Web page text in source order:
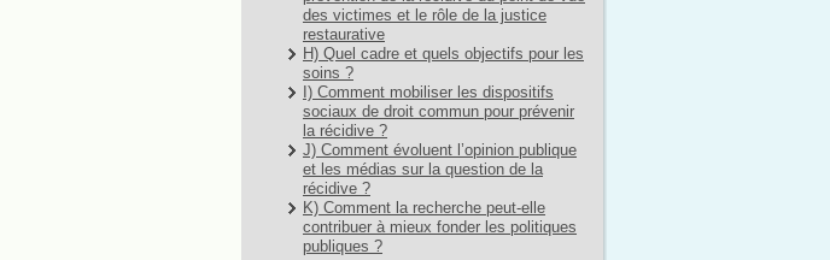
des victimes et le rôle de la justice
restaurative
H) Quel cadre et quels objectifs pour les
soins ?
I) Comment mobiliser les dispositifs
sociaux de droit commun pour prévenir
la récidive ?
J) Comment évoluent l’opinion publique
et les médias sur la question de la
récidive ?
K) Comment la recherche peut-elle
contribuer à mieux fonder les politiques
publiques ?